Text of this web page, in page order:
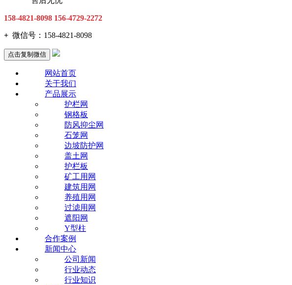
158-4821-8098 156-4729-2272
+ 微信号： 158-4821-8098
点击复制微信
网站首页
关于我们
产品展示
护栏网
钢格板
防风抑尘网
石笼网
边坡防护网
盖土网
护栏板
矿工用网
建筑用网
养殖用网
过滤用网
遮阳网
Y型柱
合作案例
新闻中心
公司新闻
行业动态
行业知识